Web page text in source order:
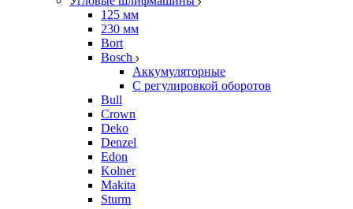
125 мм
230 мм
Bort
Bosch
Аккумуляторные
С регулировкой оборотов
Bull
Crown
Deko
Denzel
Edon
Kolner
Makita
Sturm